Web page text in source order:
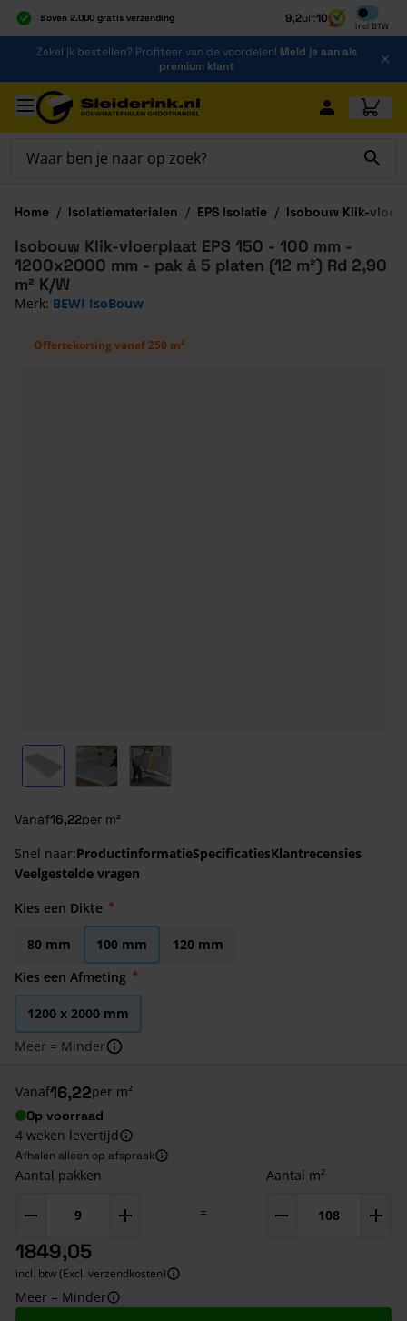
Boven 2.000 gratis verzending
Al 40 jaar dé specialist
Alles onder één dak
9,2uit10
Incl BTW
Inclusief
Ga naar de inhoud
Zakelijk bestellen? Profiteer van de voordelen! Meld je aan als
premium klant
Ga naar hoofdinhoud
Home / Isolatiematerialen / EPS Isolatie / Isobouw Klik-
Offertekorting vanaf 250 m²
View larger image
View larger imageView larger image
Vanaf16,22per m²
Isobouw Klik-vloerplaat EPS 150 - 100 mm -
1200x2000 mm - pak à 5 platen (12 m²) Rd 2,90
m² K/W
Merk: BEWI IsoBouw
Snel naar:ProductinformatieSpecificatiesKlantrecensies
Veelgestelde vragen
Kies een Dikte
80 mm 100 mm
120 mm
Kies een Afmeting
1200 x 2000 mm
Meer = Minder
Vanaf16,22per m²
Op voorraad
4 weken levertijd
Afhalen alleen op afspraak
Aantal pakken
=
Aantal m²
1849,05
incl. btw (Excl. verzendkosten)
Meer = Minder